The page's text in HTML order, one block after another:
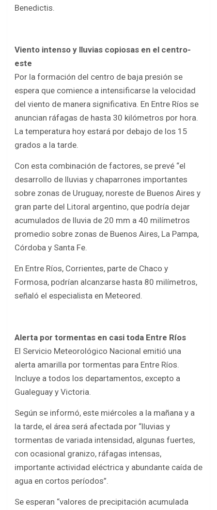
Benedictis.
Viento intenso y lluvias copiosas en el centro-
este
Por la formación del centro de baja presión se
espera que comience a intensificarse la velocidad
del viento de manera significativa. En Entre Ríos se
anuncian ráfagas de hasta 30 kilómetros por hora.
La temperatura hoy estará por debajo de los 15
grados a la tarde.
Con esta combinación de factores, se prevé “el
desarrollo de lluvias y chaparrones importantes
sobre zonas de Uruguay, noreste de Buenos Aires y
gran parte del Litoral argentino, que podría dejar
acumulados de lluvia de 20 mm a 40 milímetros
promedio sobre zonas de Buenos Aires, La Pampa,
Córdoba y Santa Fe.
En Entre Ríos, Corrientes, parte de Chaco y
Formosa, podrían alcanzarse hasta 80 milímetros,
señaló el especialista en Meteored.
Alerta por tormentas en casi toda Entre Ríos
El Servicio Meteorológico Nacional emitió una
alerta amarilla por tormentas para Entre Ríos.
Incluye a todos los departamentos, excepto a
Gualeguay y Victoria.
Según se informó, este miércoles a la mañana y a
la tarde, el área será afectada por “lluvias y
tormentas de variada intensidad, algunas fuertes,
con ocasional granizo, ráfagas intensas,
importante actividad eléctrica y abundante caída de
agua en cortos períodos”.
Se esperan “valores de precipitación acumulada